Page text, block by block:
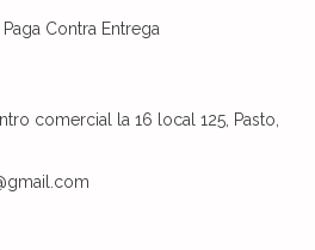
Contra Entrega
comercial la 16 local 125, Pasto,